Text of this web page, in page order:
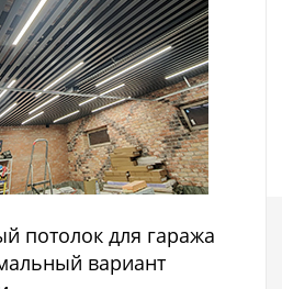
потолок для гаража
вариант